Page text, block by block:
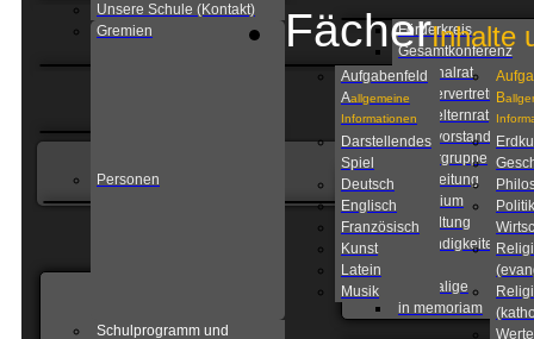
Unsere Schule (Kontakt)
Gremien
Förderkreis
Gesamtkonferenz
Personalrat
Schülervertretung
Schulelternrat
Schulvorstand
Steuergruppe
Personen
Schulleitung
Kollegium
Verwaltung
Zuständigkeiten am
Ehemalige
in memoriam
Schulprogramm und
FächerInhalte
Aufgabenfeld
Aallgemeine
Informationen
Darstellendes
Spiel
Deutsch
Englisch
Französisch
Kunst
Latein
Musik
B